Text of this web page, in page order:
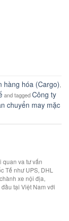
hàng hóa (Cargo)
and taggedCông ty
chuyển may mặc
quan va tư vấn
Tế như UPS, DHL
xe nội địa,
tại Việt Nam với